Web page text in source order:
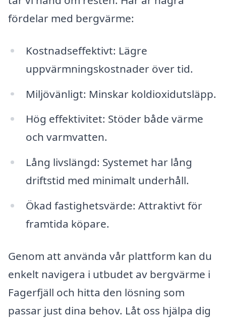
fördelar med bergvärme:
Kostnadseffektivt: Lägre
uppvärmningskostnader över tid.
Miljövänligt: Minskar koldioxidutsläpp.
Hög effektivitet: Stöder både värme
och varmvatten.
Lång livslängd: Systemet har lång
driftstid med minimalt underhåll.
Ökad fastighetsvärde: Attraktivt för
framtida köpare.
Genom att använda vår plattform kan du
enkelt navigera i utbudet av bergvärme i
Fagerfjäll och hitta den lösning som
passar just dina behov. Låt oss hjälpa dig